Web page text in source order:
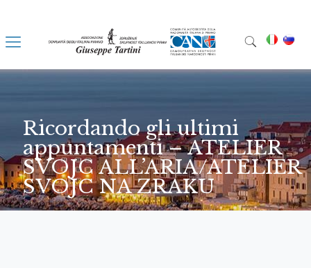
Ricordando gli ultimi
appuntamenti – ATELIER
SVOJC ALL’ARIA/ATELIER
SVOJC NA ZRAKU